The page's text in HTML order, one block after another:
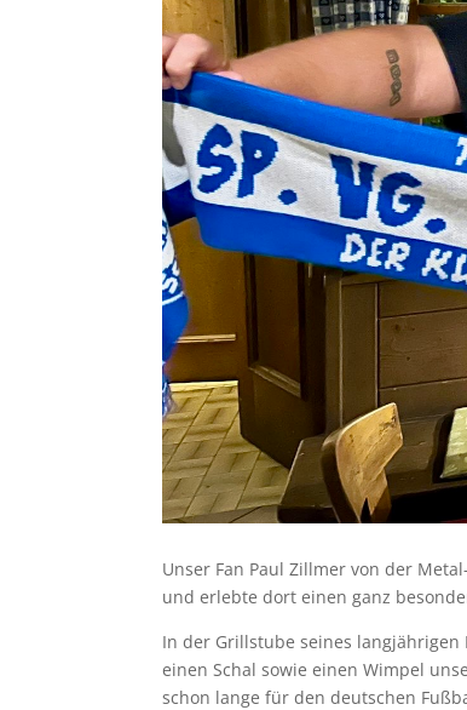
Unser Fan Paul Zillmer von der
und erlebte dort einen ganz
In der Grillstube seines
einen Schal sowie einen Wimpel
schon lange für den deutschen